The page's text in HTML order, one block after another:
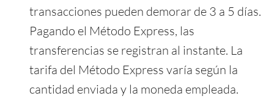
transacciones pueden demorar de 3 a 5 días.
Pagando el Método Express, las
transferencias se registran al instante. La
tarifa del Método Express varía según la
cantidad enviada y la moneda empleada.